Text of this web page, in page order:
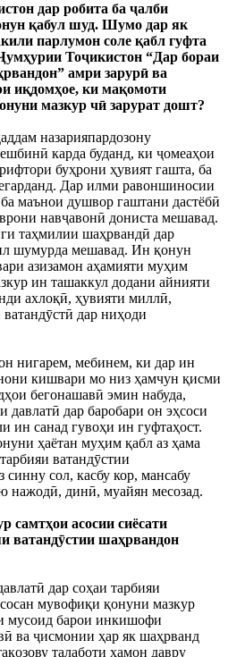
дар робита ба ҷалби
қабул шуд. Шумо дар як
парлумон соле қабл гуфта
Тоҷикистон “Дар бораи
амри зарурӣ ва
иқдомҳое, ки мақомоти
мазкур чӣ зарурат дошт?
назарияпардозону
карда буданд, ки ҷомеаҳои
буҳрони ҳувият гашта, ба
Дар илми равоншиносии
маънои душвор гаштани дастёбӣ
навҷавонӣ дониста мешавад.
таҳмилии шаҳрвандӣ дар
шумурда мешавад. Ин қонун
азизамон аҳамияти муҳим
ин ташаккул додани айнияти
ахлоқӣ, ҳувияти миллӣ,
дар ниҳоди
нигарем, мебинем, ки дар ин
кишвари мо низ ҳамчун қисми
бегонашавӣ эмин набуда,
дар баробари он эҳсоси
ин санад гувоҳи ин гуфтаҳост.
ҳаётан муҳим қабл аз ҳама
ватандӯстии
синну сол, касбу кор, мансабу
нажодӣ, динӣ, муайян месозад.
самтҳои асосии сиёсати
ватандӯстии шаҳрвандон
дар соҳаи тарбияи
мувофиқи қонуни мазкур
мусоид барои инкишофи
ва ҷисмонии ҳар як шаҳрванд
талаботи ҳамон давру